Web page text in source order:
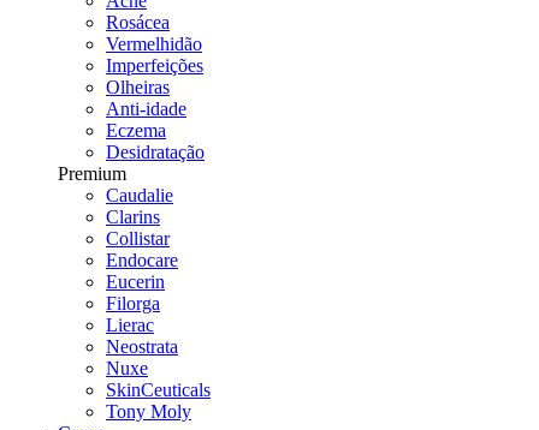
Rosácea
Vermelhidão
Imperfeições
Olheiras
Anti-idade
Eczema
Desidratação
Premium
Caudalie
Clarins
Collistar
Endocare
Eucerin
Filorga
Lierac
Neostrata
Nuxe
SkinCeuticals
Tony Moly